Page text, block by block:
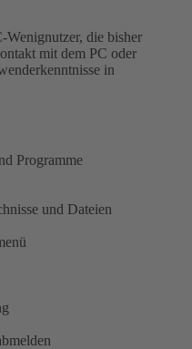
Wenignutzer, die bisher
mit dem PC oder
in
Programme
und Dateien